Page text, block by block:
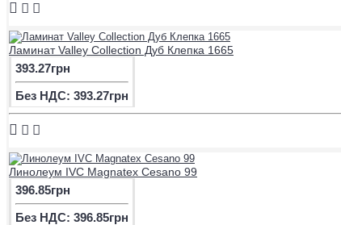
Ламинат Valley Collection Дуб Клепка 1665
393.27грн
Без НДС: 393.27грн
Линолеум IVC Magnatex Cesano 99
396.85грн
Без НДС: 396.85грн